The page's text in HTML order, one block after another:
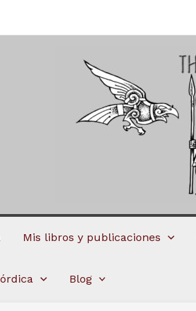
Mis libros y publicaciones
Blog